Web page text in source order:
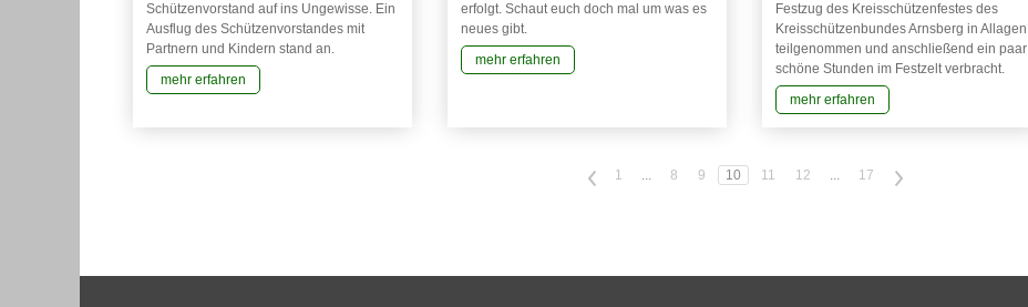
Schützenvorstand auf ins Ungewisse. Ein
Ausflug des Schützenvorstandes mit
Partnern und Kindern stand an.
mehr erfahren
erfolgt. Schaut euch doch mal um was es
neues gibt.
mehr erfahren
Festzug des Kreisschützenfestes des
Kreisschützenbundes Arnsberg in Allagen
teilgenommen und anschließend ein paar
schöne Stunden im Festzelt verbracht.
mehr erfahren
< 1 ... 8 9 10 11 12 ... 17 >